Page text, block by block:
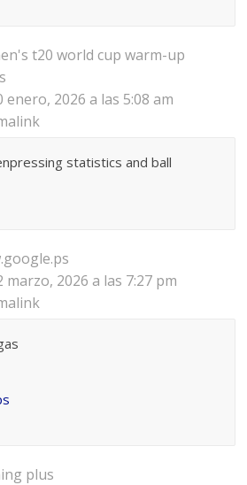
t20 world cup warm-up
enero, 2026 a las 5:08 am
statistics and ball
marzo, 2026 a las 7:27 pm
plus